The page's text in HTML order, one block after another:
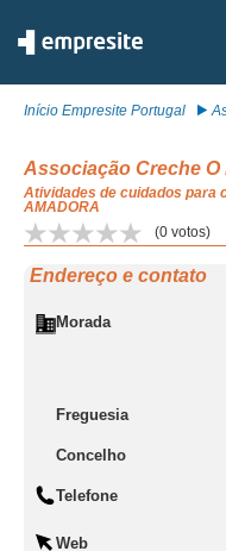
Início Empresite Portugal
Associação Creche
Atividades de cuidados para
AMADORA
(0 votos)
Endereço e contato
Morada
Freguesia
Concelho
Telefone
Web